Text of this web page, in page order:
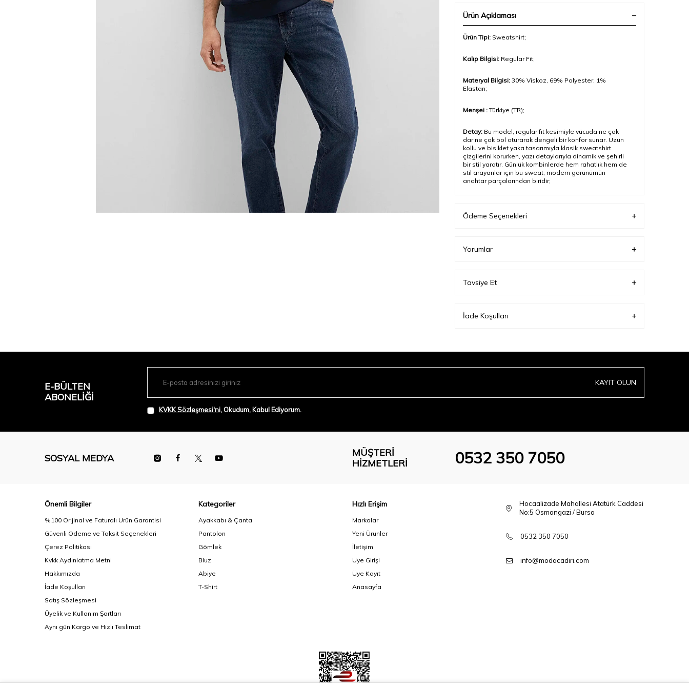
Ürün Açıklaması
Ürün Tipi: Sweatshirt;
Kalıp Bilgisi: Regular Fit;
Materyal Bilgisi: 30% Viskoz, 69% Polyester, 1%
Elastan;
Menşei : Türkiye (TR);
Detay: Bu model, regular fit kesimiyle vücuda ne çok
dar ne çok bol oturarak dengeli bir konfor sunar. Uzun
kollu ve bisiklet yaka tasarımıyla klasik sweatshirt
çizgilerini korurken, yazı detaylarıyla dinamik ve şehirli
bir stil yaratır. Günlük kombinlerde hem rahatlık hem de
stil arayanlar için bu sweat, modern görünümün
anahtar parçalarından biridir;
- 89, Bel – 71, Kalça - 90;
Ödeme Seçenekleri
Yorumlar
Tavsiye Et
İade Koşulları
E-BÜLTEN
ABONELIĞI
KAYIT OLUN
KVKK Sözleşmesi'ni, Okudum, Kabul Ediyorum.
SOSYAL MEDYA
MÜŞTERI
HIZMETLERI
0532 350 7050
Önemli Bilgiler
%100 Orijinal ve Faturalı Ürün Garantisi
Güvenli Ödeme ve Taksit Seçenekleri
Çerez Politikası
Kvkk Aydınlatma Metni
Hakkımızda
İade Koşulları
Satış Sözleşmesi
Üyelik ve Kullanım Şartları
Aynı gün Kargo ve Hızlı Teslimat
Kategoriler
Ayakkabı & Çanta
Pantolon
Gömlek
Bluz
Abiye
T-Shirt
Hızlı Erişim
Markalar
Yeni Ürünler
İletişim
Üye Girişi
Üye Kayıt
Anasayfa
Hocaalizade Mahallesi Atatürk Caddesi
No:5 Osmangazi / Bursa
0532 350 7050
info@modacadiri.com